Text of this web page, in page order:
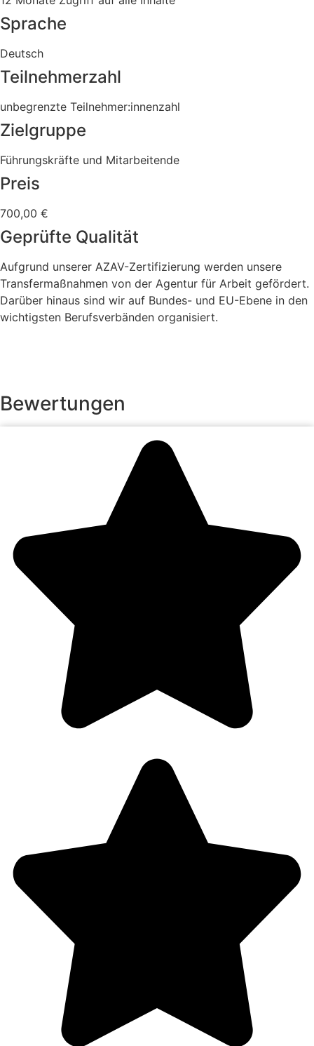
Sprache
Deutsch
Teilnehmerzahl
unbegrenzte Teilnehmer:innenzahl
Zielgruppe
Führungskräfte und Mitarbeitende
Preis
700,00 €
Geprüfte Qualität
Aufgrund unserer AZAV-Zertifizierung werden unsere
Transfermaßnahmen von der Agentur für Arbeit gefördert.
Darüber hinaus sind wir auf Bundes- und EU-Ebene in den
wichtigsten Berufsverbänden organisiert.
Bewertungen